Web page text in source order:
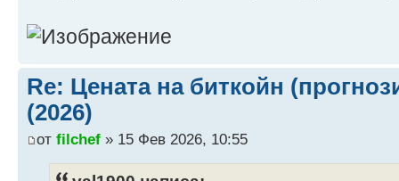
2.3 years -5.6 %
2.5 years -5.9 %
2030
2.6 years -5.3 %
2031
2.7 years -5.0 %
Re: Цената на биткойн
(2026)
от filchef » 15 Фев 2026, 10:55